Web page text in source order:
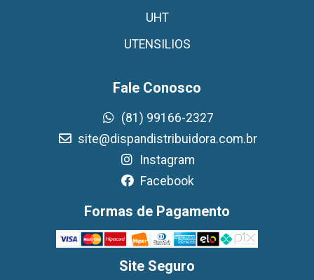
UHT
UTENSILIOS
Fale Conosco
(81) 99166-2327
site@dispandistribuidora.com.br
Instagram
Facebook
Formas de Pagamento
Site Seguro